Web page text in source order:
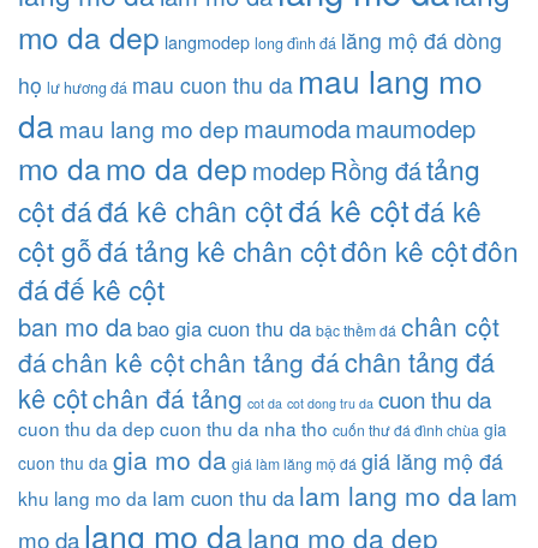
mo da dep langmodep long đình đá lăng mộ đá dòng
họ lư hương đá mau cuon thu da mau lang mo
da mau lang mo dep maumodamaumodep
mo damo da dep modepRồng đátảng
cột đáđá kê chân cộtđá kê cộtđá kê
cột gỗđá tảng kê chân cộtđôn kê cộtđôn
đáđế kê cột
ban mo da bao gia cuon thu da bậc thềm đá chân cột
đáchân kê cộtchân tảng đáchân tảng đá
kê cộtchân đá tảng cot da cot dong tru da cuon thu da
cuon thu da dep cuon thu da nha tho cuốn thư đá đình chùa gia
cuon thu da gia mo da giá làm lăng mộ đá giá lăng mộ đá
khu lang mo da lam cuon thu da lam lang mo dalam
mo dalang mo dalang mo da dep